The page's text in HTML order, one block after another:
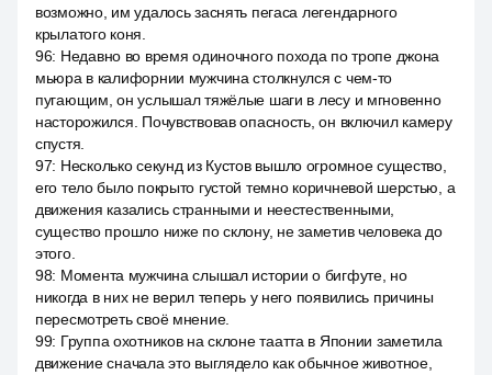
возможно, им удалось заснять пегаса легендарного
крылатого коня.
96: Недавно во время одиночного похода по тропе джона
мьюра в калифорнии мужчина столкнулся с чем-то
пугающим, он услышал тяжёлые шаги в лесу и мгновенно
насторожился. Почувствовав опасность, он включил камеру
спустя.
97: Несколько секунд из Кустов вышло огромное существо,
его тело было покрыто густой темно коричневой шерстью, а
движения казались странными и неестественными,
существо прошло ниже по склону, не заметив человека до
этого.
98: Момента мужчина слышал истории о бигфуте, но
никогда в них не верил теперь у него появились причины
пересмотреть своё мнение.
99: Группа охотников на склоне таатта в Японии заметила
движение сначала это выглядело как обычное животное,